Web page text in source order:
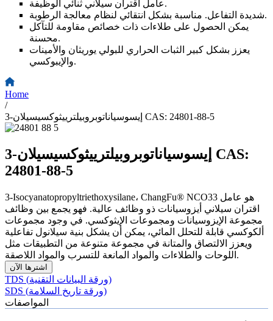
عامل اقتران سيلاني ثنائي الوظيفة.
شديدة التفاعل. مناسبة بشكل انتقائي لنظام معالجة الرطوبة.
يمكن الحصول على طلاءات ذات خصائص مقاومة للتآكل
محسنة.
يعزز بشكل كبير الثبات الحراري للبولي يوريثان والأمينات
والإيبوكسي.
Home
/
3-إيسوسياناتوبروبيلترييثوكسيسيلان CAS: 24801-88-5
3-إيسوسياناتوبروبيلترييثوكسيسيلان CAS:
24801-88-5
3-Isocyanatopropyltriethoxysilane، ChangFu® NCO33 هو عامل
اقتران سيلاني أيزوسيانات ذو وظائف عالية. فهو يجمع بين وظائف
مجموعة الإيزوسيانات ومجموعات الإيثوكسي. في وجود مجموعات
ألكوكسي قابلة للتحلل المائي، يمكن أن يشكل بنية سيلانول تفاعلية
ويعزز الالتصاق والمتانة في مجموعة متنوعة من التطبيقات مثل
اللوحات والطلاءات والمواد المانعة للتسرب والمواد اللاصقة.
اشترها الآن
TDS (ورقة البيانات التقنية)
SDS (ورقة تاريخ السلامة)
المواصفات